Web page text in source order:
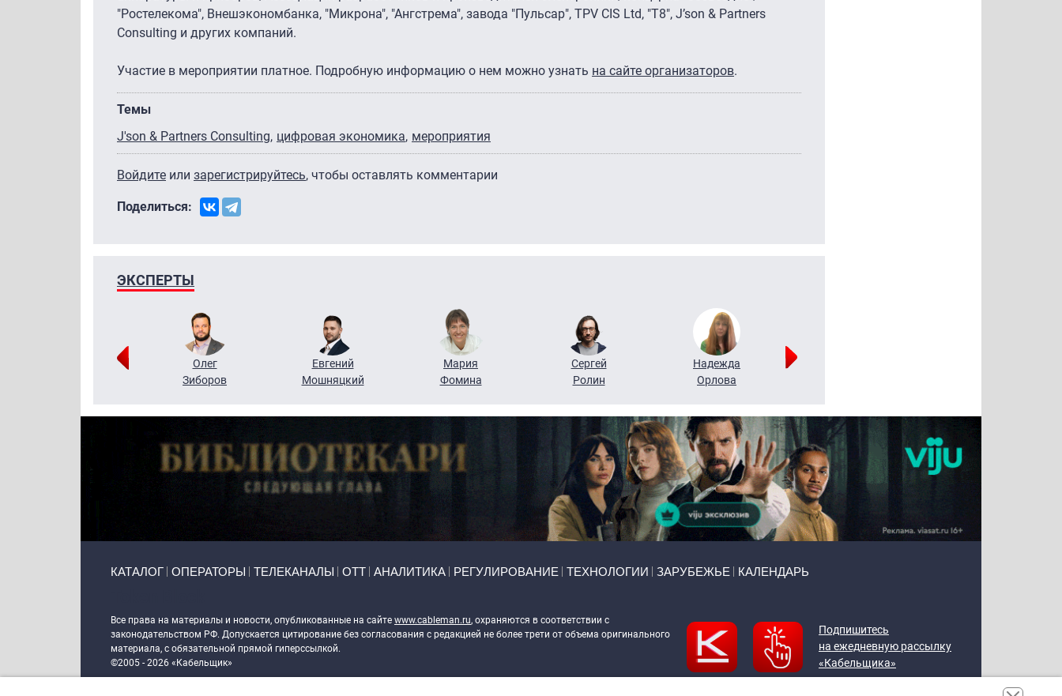
"Ростелекома", Внешэкономбанка, "Микрона", "Ангстрема", завода "Пульсар", TPV CIS Ltd, "Т8", J’son & Partners
Consulting и других компаний.
Участие в мероприятии платное. Подробную информацию о нем можно узнать на сайте организаторов.
Темы
J'son & Partners Consulting цифровая экономика мероприятия
Войдите или зарегистрируйтесь, чтобы оставлять комментарии
Поделиться:
ЭКСПЕРТЫ
Олег
Зиборов
Евгений
Мошняцкий
Мария
Фомина
Сергей
Ролин
Надежда
Орлова
КАТАЛОГ ОПЕРАТОРЫ ТЕЛЕКАНАЛЫ ОТТ АНАЛИТИКА РЕГУЛИРОВАНИЕ ТЕХНОЛОГИИ ЗАРУБЕЖЬЕ КАЛЕНДАРЬ
Все права на материалы и новости, опубликованные на сайте www.cableman.ru, охраняются в соответствии с
законодательством РФ. Допускается цитирование без согласования с редакцией не более трети от объема оригинального
материала, с обязательной прямой гиперссылкой.
©2005 - 2026 «Кабельщик»
Подпишитесь
на ежедневную рассылку
«Кабельщика»